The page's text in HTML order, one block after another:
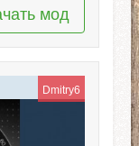
мод
Dmitry6